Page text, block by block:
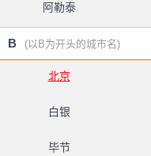
阿勒泰
B (以B为开头的城市名)
北京
白银
毕节